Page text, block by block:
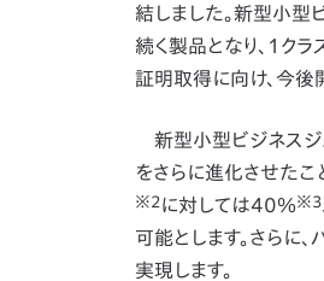
結しました。新型小型
続く製品となり、1ク
証明取得に向け、今後
新型小型ビジネスジ
をさらに進化させたこ
※2に対しては40％※3
可能とします。さらに
実現します。